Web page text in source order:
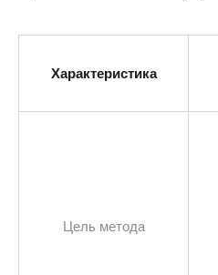
Характеристика
Цель метода